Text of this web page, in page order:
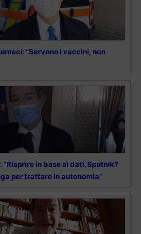
“Servono i vaccini, non
in base ai dati. Sputnik?
per trattare in autonomia”